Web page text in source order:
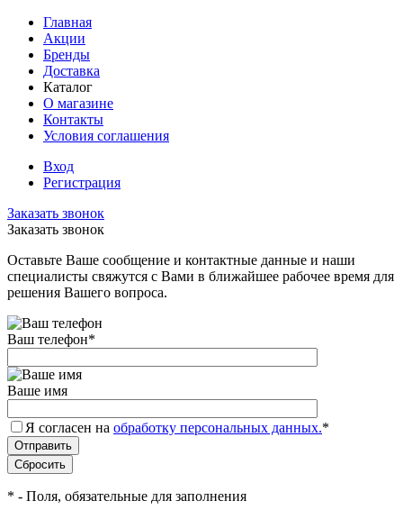
Главная
Акции
Бренды
Доставка
Каталог
О магазине
Контакты
Условия соглашения
Вход
Регистрация
Заказать звонок
Заказать звонок
Оставьте Ваше сообщение и контактные данные и наши
специалисты свяжутся с Вами в ближайшее рабочее время для
решения Вашего вопроса.
Ваш телефон*
Ваше имя
Я согласен на обработку персональных данных.*
* - Поля, обязательные для заполнения